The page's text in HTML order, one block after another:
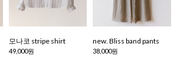
모나코 stripe shirt
49,000원
new. Bliss band pants
38,000원